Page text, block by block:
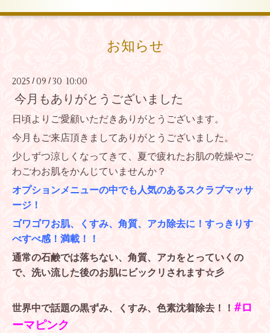
お知らせ
2025 / 09 /30 10:00
今月もありがとうございました
日頃よりご愛顧いただきありがとうございます。
今月もご来店頂きましてありがとうございました。
少しずつ涼しくなってきて、夏で疲れたお肌の乾燥やご
わごわお肌をかんじていませんか？
オプションメニューの中でも人気のあるスクラブマッサ
ージ！
ゴワゴワお肌、くすみ、角質、アカ除去に！すっきりす
べすべ感！満載！！
通常の石鹸では落ちない、角質、アカをとっていくの
で、洗い流した後のお肌にビックリされます☆彡
世界中で話題の黒ずみ、くすみ、色素沈着除去！！ #ロ
ーマピンク